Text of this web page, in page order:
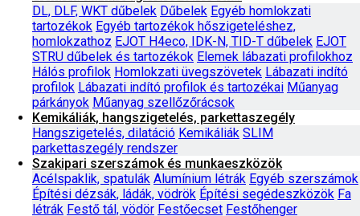
DL, DLF, WKT dűbelek Dűbelek Egyéb homlokzati
tartozékok Egyéb tartozékok hőszigeteléshez,
homlokzathoz EJOT H4eco, IDK-N, TID-T dűbelek EJOT
STRU dűbelek és tartozékok Elemek lábazati profilokhoz
Hálós profilok Homlokzati üvegszövetek Lábazati indító
profilok Lábazati indító profilok és tartozékai Műanyag
párkányok Műanyag szellőzőrácsok
Kemikáliák, hangszigetelés, parkettaszegély
Hangszigetelés, dilatáció Kemikáliák SLIM
parkettaszegély rendszer
Szakipari szerszámok és munkaeszközök
Acélspaklik, spatulák Alumínium létrák Egyéb szerszámok
Építési dézsák, ládák, vödrök Építési segédeszközök Fa
létrák Festő tál, vödör Festőecset Festőhenger